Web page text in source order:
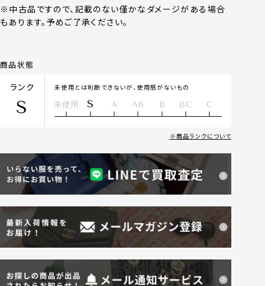
※中古品ですので、記載のない僅かなダメージがある場合
もあります。予めご了承ください。
商品状態
ランク
S
未使用とは判断できないが、使用感がないもの
未使用 S A AB B BC C
商品ランクについて